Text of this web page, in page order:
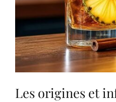
Les origines et